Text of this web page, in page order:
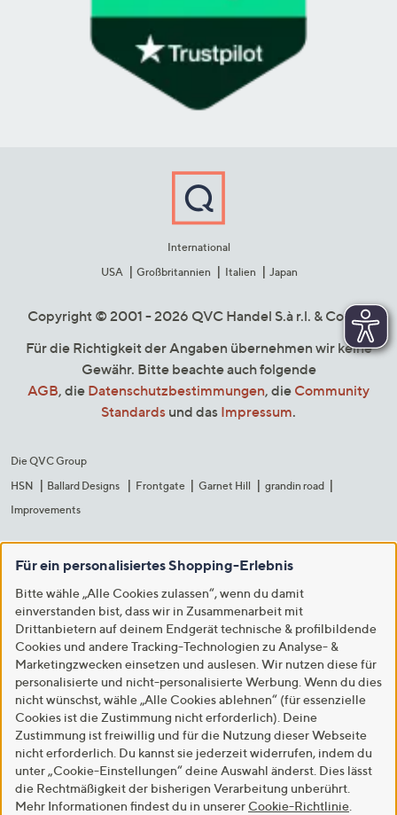
International
USA
Großbritannien Italien Japan
Copyright © 2001 - 2026 QVC Handel S.à r.l. & Co. KG
Für die Richtigkeit der Angaben übernehmen wir keine
Gewähr. Bitte beachte auch folgende
AGB, die Datenschutzbestimmungen, die Community
Standards und das Impressum.
Die QVC Group
HSN
Ballard Designs Frontgate Garnet Hill
grandin road
Improvements
Für ein personalisiertes Shopping-Erlebnis
Bitte wähle „Alle Cookies zulassen“, wenn du damit
einverstanden bist, dass wir in Zusammenarbeit mit
Drittanbietern auf deinem Endgerät technische & profilbildende
Cookies und andere Tracking-Technologien zu Analyse- &
Marketingzwecken einsetzen und auslesen. Wir nutzen diese für
personalisierte und nicht-personalisierte Werbung. Wenn du dies
nicht wünschst, wähle „Alle Cookies ablehnen“ (für essenzielle
Cookies ist die Zustimmung nicht erforderlich). Deine
Zustimmung ist freiwillig und für die Nutzung dieser Webseite
nicht erforderlich. Du kannst sie jederzeit widerrufen, indem du
unter „Cookie-Einstellungen“ deine Auswahl änderst. Dies lässt
die Rechtmäßigkeit der bisherigen Verarbeitung unberührt.
Mehr Informationen findest du in unserer Cookie-Richtlinie